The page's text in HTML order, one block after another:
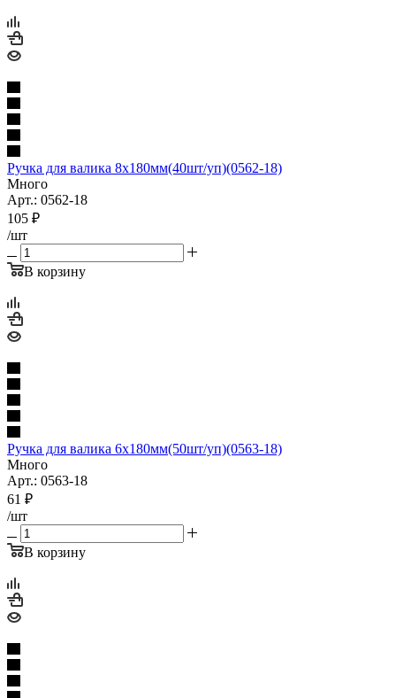
Ручка для валика 8х180мм(40шт/уп)(0562-18)
Много
Арт.: 0562-18
105 ₽
/шт
В корзину
Ручка для валика 6х180мм(50шт/уп)(0563-18)
Много
Арт.: 0563-18
61 ₽
/шт
В корзину